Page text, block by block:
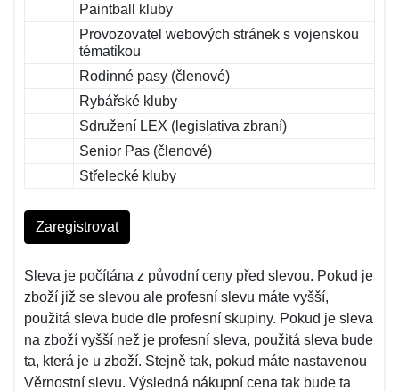
Paintball kluby
Provozovatel webových stránek s vojenskou
tématikou
Rodinné pasy (členové)
Rybářské kluby
Sdružení LEX (legislativa zbraní)
Senior Pas (členové)
Střelecké kluby
Zaregistrovat
Sleva je počítána z původní ceny před slevou. Pokud je
zboží již se slevou ale profesní slevu máte vyšší,
použitá sleva bude dle profesní skupiny. Pokud je sleva
na zboží vyšší než je profesní sleva, použitá sleva bude
ta, která je u zboží. Stejně tak, pokud máte nastavenou
Věrnostní slevu. Výsledná nákupní cena tak bude ta